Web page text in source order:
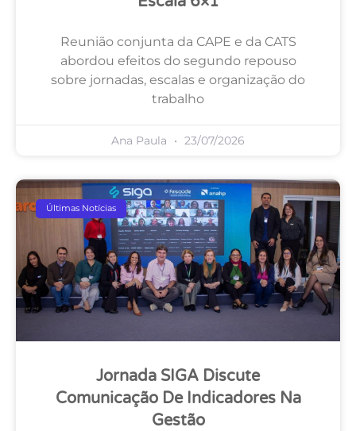
Reunião conjunta da CAPE e da CATS
abordou efeitos do segundo repouso
sobre jornadas, escalas e organização do
trabalho
Ana Paula 23/07/2026
Últimas Notícias
Jornada SIGA Discute
Comunicação De Indicadores Na
Gestão